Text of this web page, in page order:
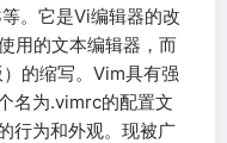
。它是Vi编辑器的改
用的文本编辑器，而
的缩写。Vim具有强
名为.vimrc的配置文
行为和外观。现被广